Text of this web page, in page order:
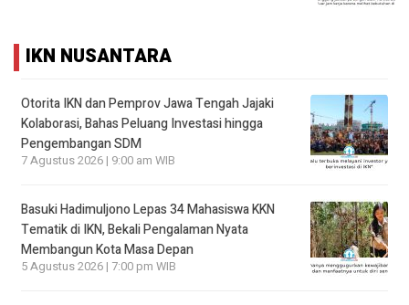
IKN NUSANTARA
Otorita IKN dan Pemprov Jawa Tengah Jajaki
Kolaborasi, Bahas Peluang Investasi hingga
Pengembangan SDM
7 Agustus 2026 | 9:00 am WIB
Basuki Hadimuljono Lepas 34 Mahasiswa KKN
Tematik di IKN, Bekali Pengalaman Nyata
Membangun Kota Masa Depan
5 Agustus 2026 | 7:00 pm WIB